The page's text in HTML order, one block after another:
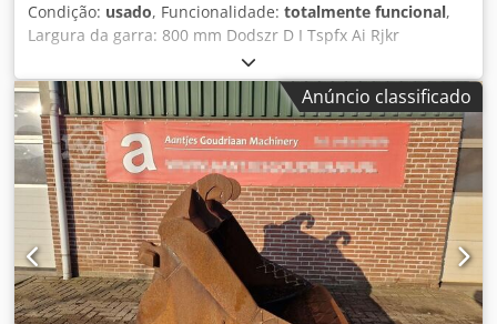
Condição: usado, Funcionalidade: totalmente funcional,
Largura da garra: 800 mm Dodszr D I Tspfx Ai Rjkr
Abertura: aprox. 1.200 mm com sistema de fixação rápida.
Anúncio classificado